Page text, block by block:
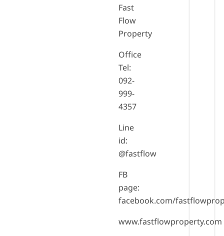
Fast
Flow
Property
Office
Tel:
092-
999-
4357
Line
id:
@fastflow
FB
page:
facebook.com/
www.fastflowproperty.com